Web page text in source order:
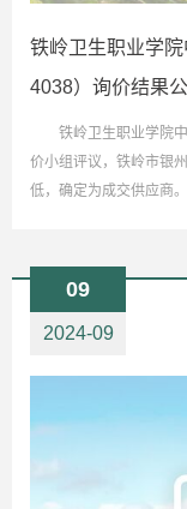
铁岭卫生职业学
4038）询价结果
铁岭卫生职业学院
价小组评议，铁岭市银
低，确定为成交供应商
09
2024-09